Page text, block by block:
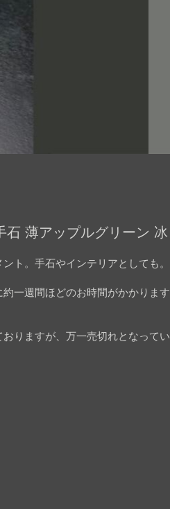
石 薄アップルグリーン 冰
ト。手石やインテリアとしても。
一週間ほどのお時間がかかります
りますが、万一売切れとなってい